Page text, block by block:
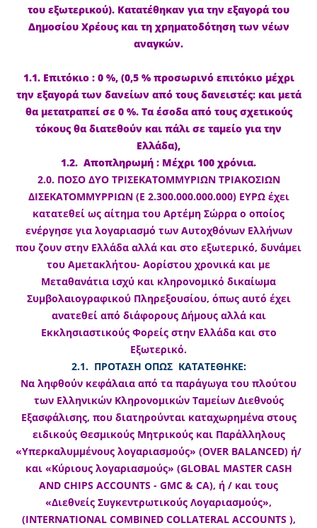
του εξωτερικού). Κατατέθηκαν για την εξαγορά του
Δημοσίου Χρέους και τη χρηματοδότηση των νέων
αναγκών.
1.1. Επιτόκιο : 0 %, (0,5 % προσωρινό επιτόκιο μέχρι
την εξαγορά των δανείων από τους δανειστές: και μετά
θα μετατραπεί σε 0 %. Τα έσοδα από τους σχετικούς
τόκους θα διατεθούν και πάλι σε ταμείο για την
Ελλάδα),
1.2. Αποπληρωμή : Μέχρι 100 χρόνια.
2.0. ΠΟΣΟ ΔΥΟ ΤΡΙΣΕΚΑΤΟΜΜΥΡΙΩΝ ΤΡΙΑΚΟΣΙΩΝ
ΔΙΣΕΚΑΤΟΜΜΥΡΡΙΩΝ (Ε 2.300.000.000.000) ΕΥΡΩ έχει
κατατεθεί ως αίτημα του Αρτέμη Σώρρα ο οποίος
ενέργησε για λογαριασμό των Αυτοχθόνων Ελλήνων
που ζουν στην Ελλάδα αλλά και στο εξωτερικό, δυνάμει
του Αμετακλήτου- Αορίστου χρονικά και με
Μεταθανάτια ισχύ και κληρονομικό δικαίωμα
Συμβολαιογραφικού Πληρεξουσίου, όπως αυτό έχει
ανατεθεί από διάφορους Δήμους αλλά και
Εκκλησιαστικούς Φορείς στην Ελλάδα και στο
Εξωτερικό.
2.1. ΠΡΟΤΑΣΗ ΟΠΩΣ ΚΑΤΑΤΕΘΗΚΕ:
Να ληφθούν κεφάλαια από τα παράγωγα του πλούτου
των Ελληνικών Κληρονομικών Ταμείων Διεθνούς
Εξασφάλισης, που διατηρούνται καταχωρημένα στους
ειδικούς Θεσμικούς Μητρικούς και Παράλληλους
«Υπερκαλυμμένους λογαριασμούς» (OVER BALANCED) ή/
και «Κύριους λογαριασμούς» (GLOBAL MASTER CASH
AND CHIPS ACCOUNTS - GMC & CA), ή / και τους
«Διεθνείς Συγκεντρωτικούς Λογαριασμούς»,
(INTERNATIONAL COMBINED COLLATERAL ACCOUNTS ),